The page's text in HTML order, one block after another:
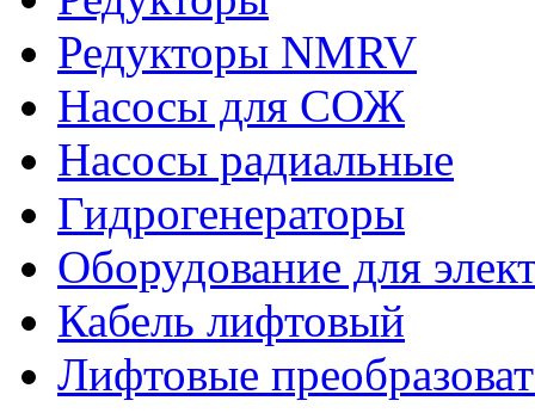
Редукторы NMRV
Насосы для СОЖ
Насосы радиальные
Гидрогенераторы
Оборудование для
Кабель лифтовый
Лифтовые